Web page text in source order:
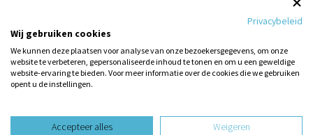
1
design website dooreen vraag
Privacybeleid
Wij gebruiken cookies
We kunnen deze plaatsen voor analyse van onze bezoekersgegevens, om onze
website te verbeteren, gepersonaliseerde inhoud te tonen en om u een geweldige
website-ervaring te bieden. Voor meer informatie over de cookies die we gebruiken
opent u de instellingen.
Accepteer alles Weigeren